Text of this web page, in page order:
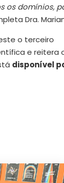
os domínios,
Dra.
o terceiro
e reitera
disponível